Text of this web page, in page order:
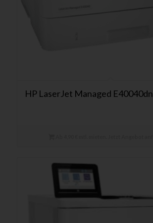
HP LaserJet Managed E40040dn